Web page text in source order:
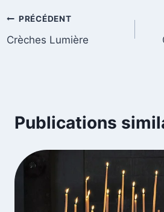
PRÉCÉDENT
Crèches Lumière
Publications